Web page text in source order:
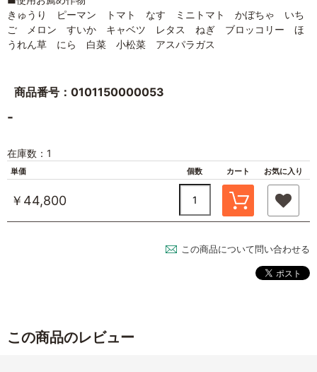
きゅうり ピーマン トマト なす ミニトマト かぼちゃ いち
ご メロン すいか キャベツ レタス ねぎ ブロッコリー ほ
うれん草 にら 白菜 小松菜 アスパラガス
商品番号：0101150000053
-
在庫数：1
単価 個数 カート お気に入り
￥44,800
この商品について問い合わせる
この商品のレビュー